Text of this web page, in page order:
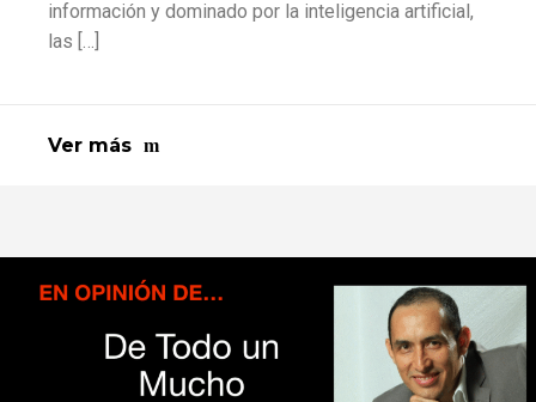
información y dominado por la inteligencia artificial,
las […]
Ver más